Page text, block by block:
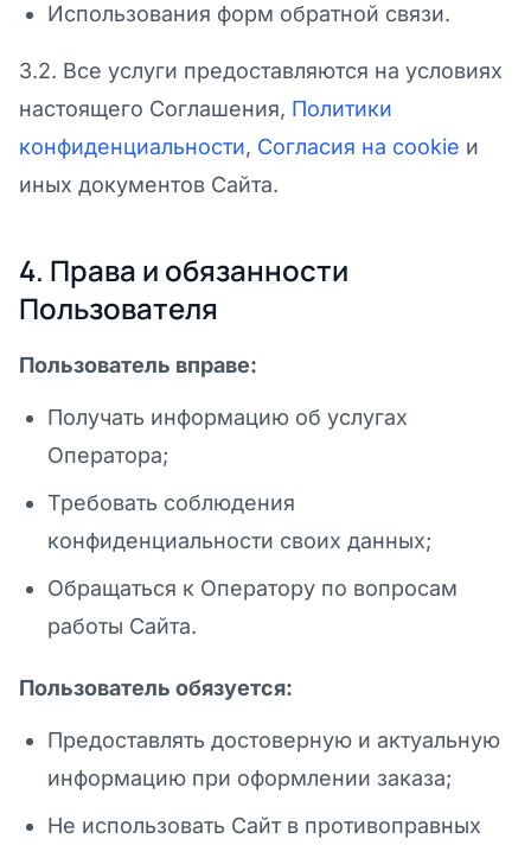
Использования форм обратной связи.
3.2. Все услуги предоставляются на условиях
настоящего Соглашения, Политики
конфиденциальности, Согласия на cookie и
иных документов Сайта.
4. Права и обязанности
Пользователя
Пользователь вправе:
Получать информацию об услугах
Оператора;
Требовать соблюдения
конфиденциальности своих данных;
Обращаться к Оператору по вопросам
работы Сайта.
Пользователь обязуется:
Предоставлять достоверную и актуальную
информацию при оформлении заказа;
Не использовать Сайт в противоправных